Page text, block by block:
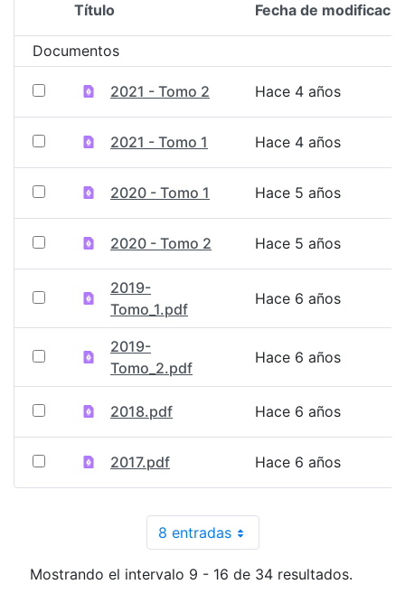
Selección del elemento
Título Fecha de
Documentos
2021 - Tomo 2 Hace 4 años
2021 - Tomo 1 Hace 4 años
2020 - Tomo 1 Hace 5 años
2020 - Tomo 2 Hace 5 años
2019-
Tomo_1.pdf
Hace 6 años
2019-
Tomo_2.pdf
Hace 6 años
2018.pdf Hace 6 años
2017.pdf Hace 6 años
8 entradasPor página
Mostrando el intervalo 9 - 16 de 34 resultados.